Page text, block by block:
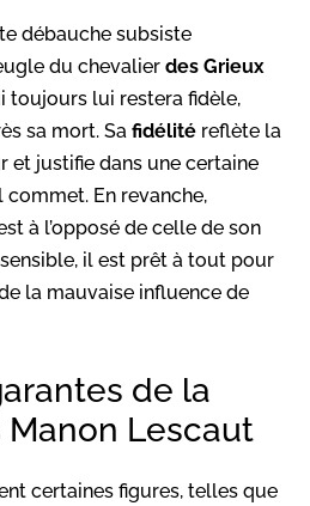
débauche subsiste
du chevalier des Grieux
toujours lui restera fidèle,
sa mort. Sa fidélité reflète la
et justifie dans une certaine
commet. En revanche,
à l’opposé de celle de son
il est prêt à tout pour
la mauvaise influence de
de la
Lescaut
certaines figures, telles que